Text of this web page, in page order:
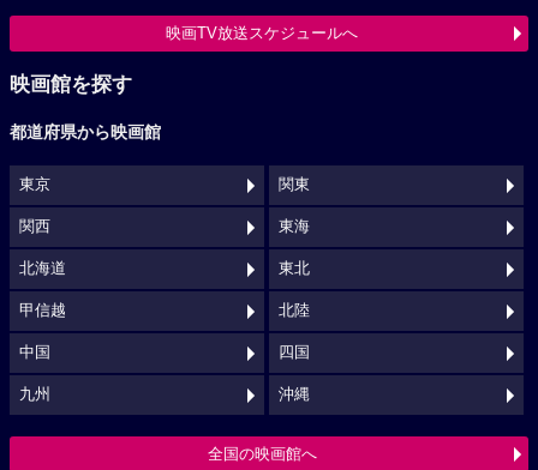
映画TV放送スケジュールへ
映画館を探す
都道府県から映画館
東京 関東
関西 東海
北海道 東北
甲信越 北陸
中国 四国
九州 沖縄
全国の映画館へ